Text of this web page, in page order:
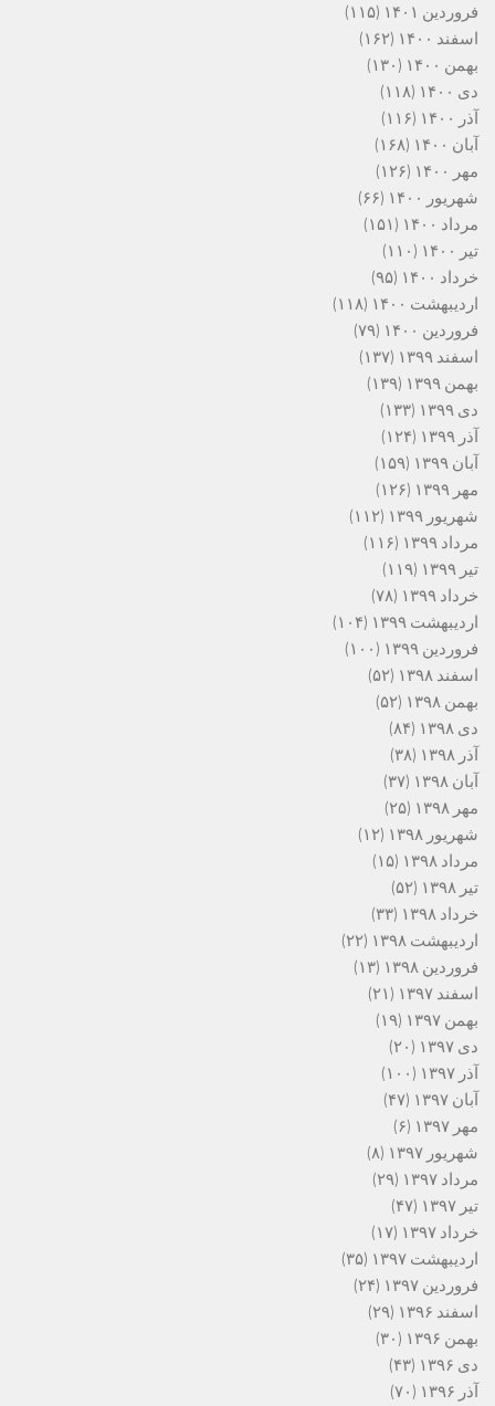
فروردین ۱۴۰۱
(۱۱۵)
اسفند ۱۴۰۰
(۱۶۲)
بهمن ۱۴۰۰
(۱۳۰)
دی ۱۴۰۰
(۱۱۸)
آذر ۱۴۰۰
(۱۱۶)
آبان ۱۴۰۰
(۱۶۸)
مهر ۱۴۰۰
(۱۲۶)
شهریور ۱۴۰۰
(۶۶)
مرداد ۱۴۰۰
(۱۵۱)
تیر ۱۴۰۰
(۱۱۰)
خرداد ۱۴۰۰
(۹۵)
اردیبهشت ۱۴۰۰
(۱۱۸)
فروردین ۱۴۰۰
(۷۹)
اسفند ۱۳۹۹
(۱۳۷)
بهمن ۱۳۹۹
(۱۳۹)
دی ۱۳۹۹
(۱۳۳)
آذر ۱۳۹۹
(۱۲۴)
آبان ۱۳۹۹
(۱۵۹)
مهر ۱۳۹۹
(۱۲۶)
شهریور ۱۳۹۹
(۱۱۲)
مرداد ۱۳۹۹
(۱۱۶)
تیر ۱۳۹۹
(۱۱۹)
خرداد ۱۳۹۹
(۷۸)
اردیبهشت ۱۳۹۹
(۱۰۴)
فروردین ۱۳۹۹
(۱۰۰)
اسفند ۱۳۹۸
(۵۲)
بهمن ۱۳۹۸
(۵۲)
دی ۱۳۹۸
(۸۴)
آذر ۱۳۹۸
(۳۸)
آبان ۱۳۹۸
(۳۷)
مهر ۱۳۹۸
(۲۵)
شهریور ۱۳۹۸
(۱۲)
مرداد ۱۳۹۸
(۱۵)
تیر ۱۳۹۸
(۵۲)
خرداد ۱۳۹۸
(۳۳)
اردیبهشت ۱۳۹۸
(۲۲)
فروردین ۱۳۹۸
(۱۳)
اسفند ۱۳۹۷
(۲۱)
بهمن ۱۳۹۷
(۱۹)
دی ۱۳۹۷
(۲۰)
آذر ۱۳۹۷
(۱۰۰)
آبان ۱۳۹۷
(۴۷)
مهر ۱۳۹۷
(۶)
شهریور ۱۳۹۷
(۸)
مرداد ۱۳۹۷
(۲۹)
تیر ۱۳۹۷
(۴۷)
خرداد ۱۳۹۷
(۱۷)
اردیبهشت ۱۳۹۷
(۳۵)
فروردین ۱۳۹۷
(۲۴)
اسفند ۱۳۹۶
(۲۹)
بهمن ۱۳۹۶
(۳۰)
دی ۱۳۹۶
(۴۳)
آذر ۱۳۹۶
(۷۰)